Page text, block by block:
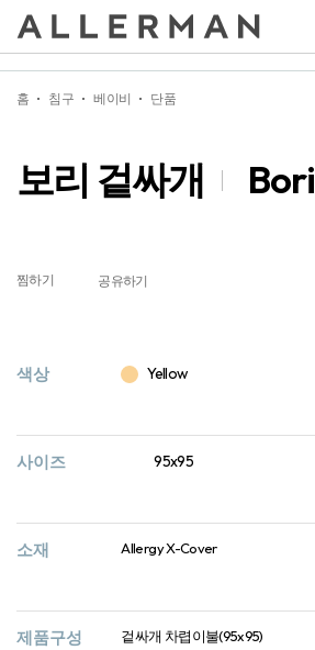
홈 침구 베이비 단품
보리 겉싸개 Bori
찜하기 공유하기
보리 겉싸개 Bori
색상 Yellow
사이즈 95x95
소재 Allergy X-Cover
제품구성 겉싸개 차렵이불(95x95)